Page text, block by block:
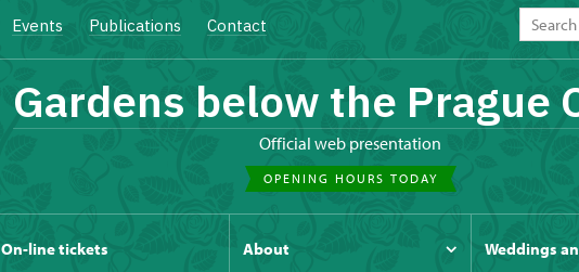
Events Publications Contact
Gardens below the Prague
Official web presentation
OPENING HOURS TODAY
On-line tickets About Weddings